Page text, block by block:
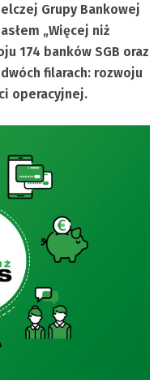
Grupy Bankowej
„Więcej niż
174 banków SGB oraz
filarach: rozwoju
operacyjnej.